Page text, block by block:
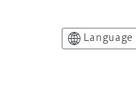
Language